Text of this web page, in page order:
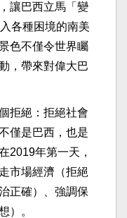
讓巴西立馬「變
各種困境的南美
色不僅令世界矚
，帶來對偉大巴
拒絕：拒絕社會
僅是巴西，也是
2019年第一天，
市場經濟（拒絕
正確）、強調保
）。